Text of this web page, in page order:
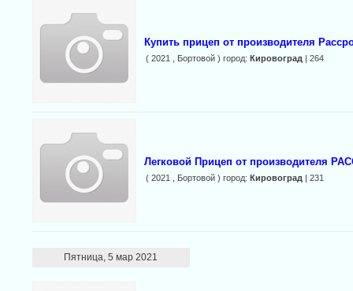
Купить прицеп от производителя
( 2021 , Бортовой ) город: Кировоград | 264
Легковой Прицеп от производителя
( 2021 , Бортовой ) город: Кировоград | 231
Пятница, 5 мар 2021